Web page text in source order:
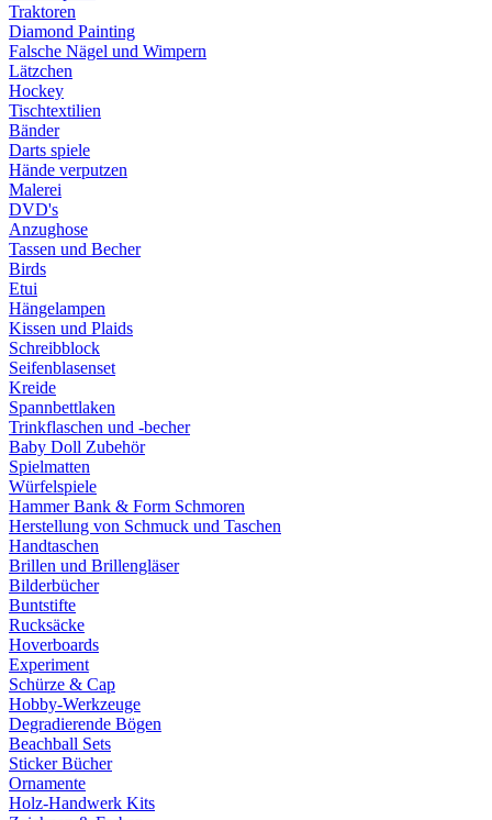
Traktoren
Diamond Painting
Falsche Nägel und Wimpern
Lätzchen
Hockey
Tischtextilien
Bänder
Darts spiele
Hände verputzen
Malerei
DVD's
Anzughose
Tassen und Becher
Birds
Etui
Hängelampen
Kissen und Plaids
Schreibblock
Seifenblasenset
Kreide
Spannbettlaken
Trinkflaschen und -becher
Baby Doll Zubehör
Spielmatten
Würfelspiele
Hammer Bank & Form Schmoren
Herstellung von Schmuck und Taschen
Handtaschen
Brillen und Brillengläser
Bilderbücher
Buntstifte
Rucksäcke
Hoverboards
Experiment
Schürze & Cap
Hobby-Werkzeuge
Degradierende Bögen
Beachball Sets
Sticker Bücher
Ornamente
Holz-Handwerk Kits